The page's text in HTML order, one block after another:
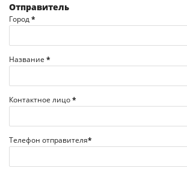
Отправитель
Город*
Название *
Контактное лицо*
Телефон отправителя*